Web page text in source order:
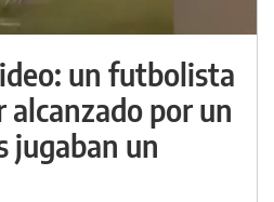
un futbolista
alcanzado por un
jugaban un